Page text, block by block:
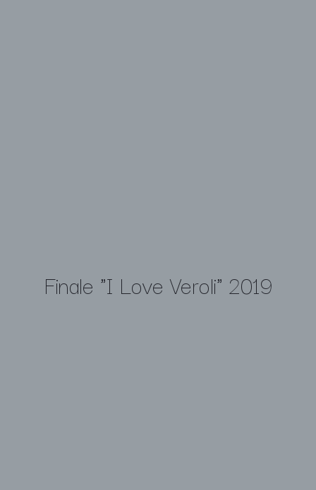
Finale "I Love Veroli" 2019